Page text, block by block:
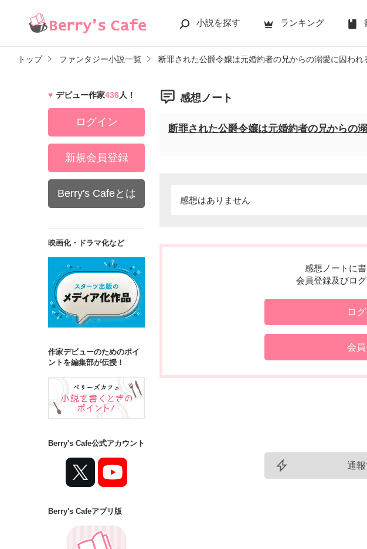
小説を探す ランキング
トップ ファンタジー小説一覧 断罪された公爵令嬢は元婚約者の兄からの溺愛に囚われ
感想ノート
断罪された公爵令嬢は元婚約者の兄からの
感想はありません
感想ノートに
会員登録及びログ
ロ
会
通
デビュー作家436人！
ログイン
新規会員登録
Berry's Cafeとは
映画化・ドラマ化など
作家デビューのためのポイ
ントを編集部が伝授！
Berry's Cafe公式アカウント
Berry's Cafeアプリ版